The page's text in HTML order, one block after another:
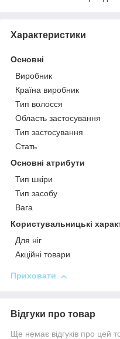
Характеристики
Основні
Виробник
Країна виробник
Тип волосся
Область застосування
Тип застосування
Стать
Основні атрибути
Тип шкіри
Тип засобу
Вага
Користувальницькі
Для ніг
Акційні товари
Приховати
Відгуки про товар
Ще немає відгуків про цей